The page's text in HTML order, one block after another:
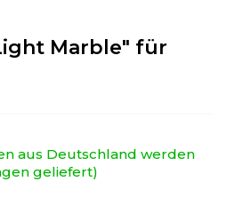
Marble" für
aus Deutschland werden
geliefert)